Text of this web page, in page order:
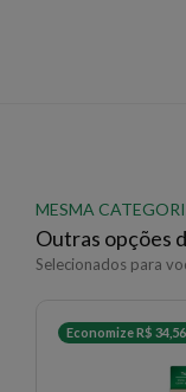
Aplique
MESMA
Outras opções
Selecionados para
Economize R$